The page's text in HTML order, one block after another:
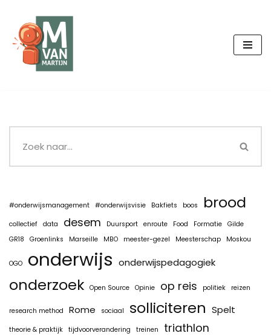
Ga
naar
#onderwijsmanagement #onderwijsvisie Bakfiets boos brood
collectief data desem Duursport enroute Food Formatie Gilde
GR18
Groenlinks Marseille MBO meester-gezel Meesterschap Moskou
OGO onderwijs onderwijspedagogiek
onderzoek Open Source Opinie op reis politiek reizen
research method Rome sociaal solliciteren Spelt
theorie & praktijk tijdvoorverandering treinen triathlon